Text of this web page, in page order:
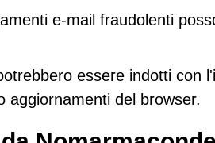
e-mail fraudolenti
essere indotti con
aggiornamenti del browser.